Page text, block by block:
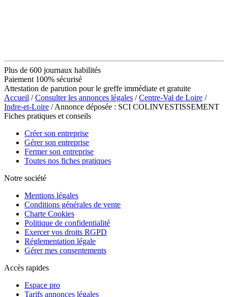
Plus de 600 journaux habilités
Paiement 100% sécurisé
Attestation de parution pour le greffe immédiate et gratuite
Accueil /Consulter les annonces légales /Centre-Val de Loire /
Indre-et-Loire / Annonce déposée : SCI COLINVESTISSEMENT
Fiches pratiques et conseils
Créer son entreprise
Gérer son entreprise
Fermer son entreprise
Toutes nos fiches pratiques
Notre société
Mentions légales
Conditions générales de vente
Charte Cookies
Politique de confidentialité
Exercer vos droits RGPD
Réglementation légale
Gérer mes consentements
Accès rapides
Espace pro
Tarifs annonces légales